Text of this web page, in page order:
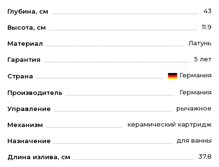
Глубина, см 43
Высота, см 11.9
Материал Латунь
Гарантия 5 лет
Страна Германия
Производитель Германия
Управление рычажное
Механизм керамический картридж
Назначение для ванны
Длина излива, см 37.8